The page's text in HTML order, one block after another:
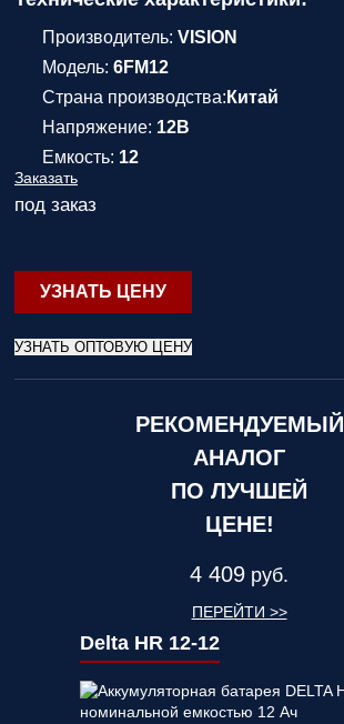
Производитель: VISION
Модель: 6FM12
Страна производства: Китай
Напряжение: 12В
Емкость: 12
Заказать
под заказ
УЗНАТЬ ЦЕНУ
УЗНАТЬ ОПТОВУЮ ЦЕНУ
РЕКОМЕНДУЕМЫЙ
АНАЛОГ
ПО ЛУЧШЕЙ
ЦЕНЕ!
4 409 руб.
ПЕРЕЙТИ >>
Delta HR 12-12